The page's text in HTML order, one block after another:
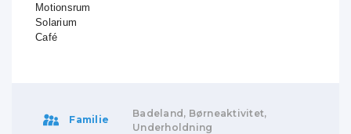
Motionsrum
Solarium
Café
Familie
Badeland, Børneaktivitet,
Underholdning